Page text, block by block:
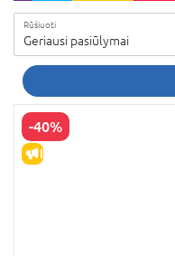
Rūšiuoti
Geriausi pasiūlymai
-40%
IŠPARDAVIMAS